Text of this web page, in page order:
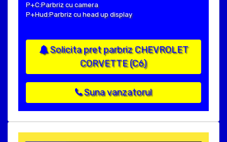
P+C:Parbriz cu camera
P+Hud:Parbriz cu head up display
Solicita pret parbriz CHEVROLET
CORVETTE (C6)
Suna vanzatorul